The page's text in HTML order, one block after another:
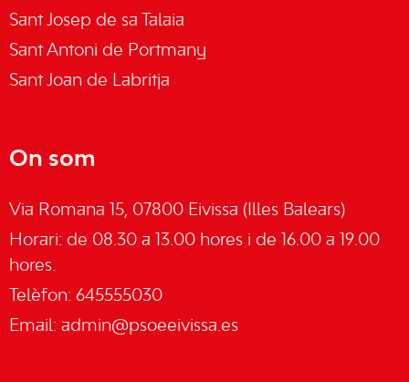
Sant Josep de sa Talaia
Sant Antoni de Portmany
Sant Joan de Labritja
On som
Via Romana 15, 07800 Eivissa (Illes Balears)
Horari: de 08.30 a 13.00 hores i de 16.00 a 19.00
hores.
Telèfon: 645555030
Email: admin@psoeeivissa.es